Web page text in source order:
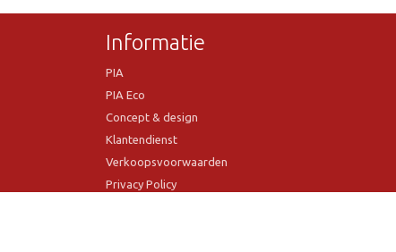
Informatie
PIA
PIA Eco
Concept & design
Klantendienst
Verkoopsvoorwaarden
Privacy Policy